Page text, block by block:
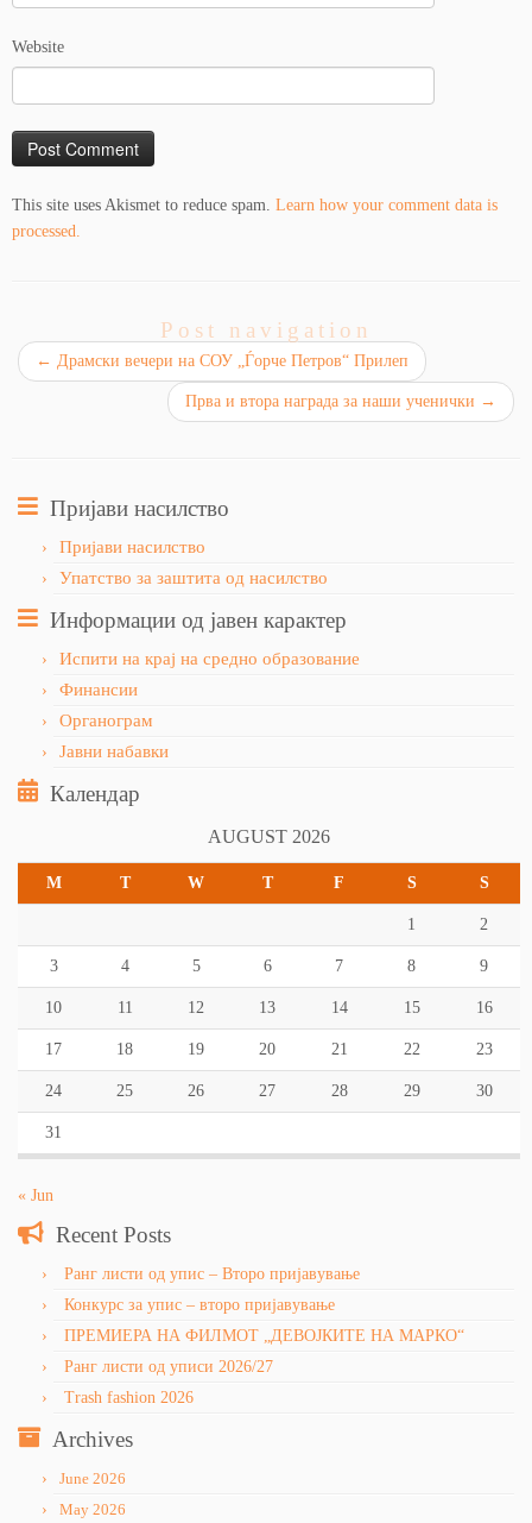
Website
This site uses Akismet to reduce spam. Learn how your comment data is
processed.
Post navigation
← Драмски вечери на СОУ „Ѓорче Петров“ Прилеп
Прва и втора награда за наши ученички →
Пријави насилство
Пријави насилство
Упатство за заштита од насилство
Информации од јавен карактер
Испити на крај на средно образование
Финансии
Органограм
Јавни набавки
Календар
AUGUST 2026
M T W T F S S
1 2
3 4 5 6 7 8 9
10 11 12 13 14 15 16
17 18 19 20 21 22 23
24 25 26 27 28 29 30
31
« Jun
Recent Posts
Ранг листи од упис – Второ пријавување
Конкурс за упис – второ пријавување
ПРЕМИЕРА НА ФИЛМОТ „ДЕВОЈКИТЕ НА МАРКО“
Ранг листи од уписи 2026/27
Trash fashion 2026
Archives
June 2026
May 2026